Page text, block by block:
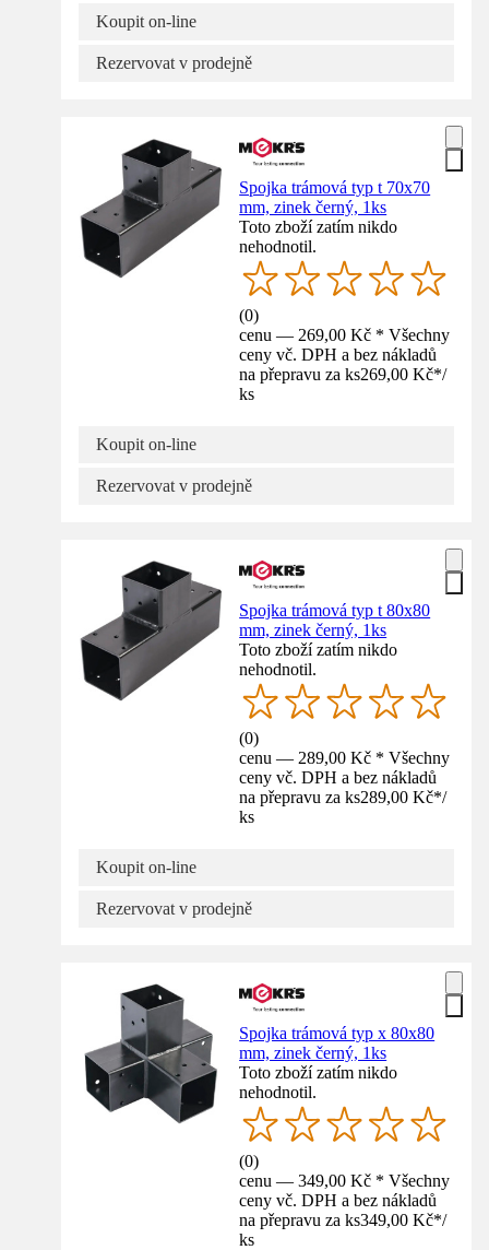
Koupit on-line
Rezervovat v prodejně
Spojka trámová typ t 70x70
mm, zinek černý, 1ks
Toto zboží zatím nikdo
nehodnotil.
(0)
cenu — 269,00 Kč * Všechny
ceny vč. DPH a bez nákladů
na přepravu za ks269,00 Kč*/
ks
Koupit on-line
Rezervovat v prodejně
Spojka trámová typ t 80x80
mm, zinek černý, 1ks
Toto zboží zatím nikdo
nehodnotil.
(0)
cenu — 289,00 Kč * Všechny
ceny vč. DPH a bez nákladů
na přepravu za ks289,00 Kč*/
ks
Koupit on-line
Rezervovat v prodejně
Spojka trámová typ x 80x80
mm, zinek černý, 1ks
Toto zboží zatím nikdo
nehodnotil.
(0)
cenu — 349,00 Kč * Všechny
ceny vč. DPH a bez nákladů
na přepravu za ks349,00 Kč*/
ks